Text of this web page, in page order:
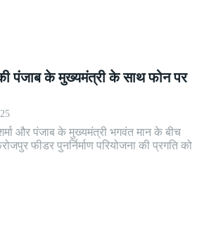
पंजाब के मुख्यमंत्री के साथ फोन पर
और पंजाब के मुख्यमंत्री भगवंत मान के बीच
फीडर पुनर्निर्माण परियोजना की प्रगति को